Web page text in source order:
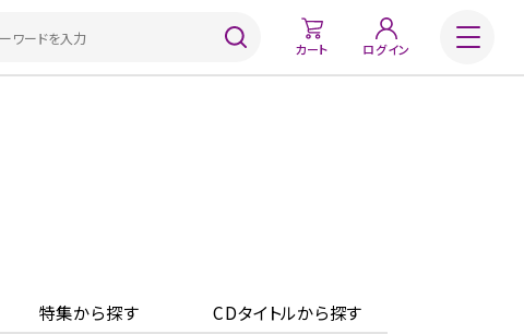
カート ログイン
特集から探す CDタイトルから探す